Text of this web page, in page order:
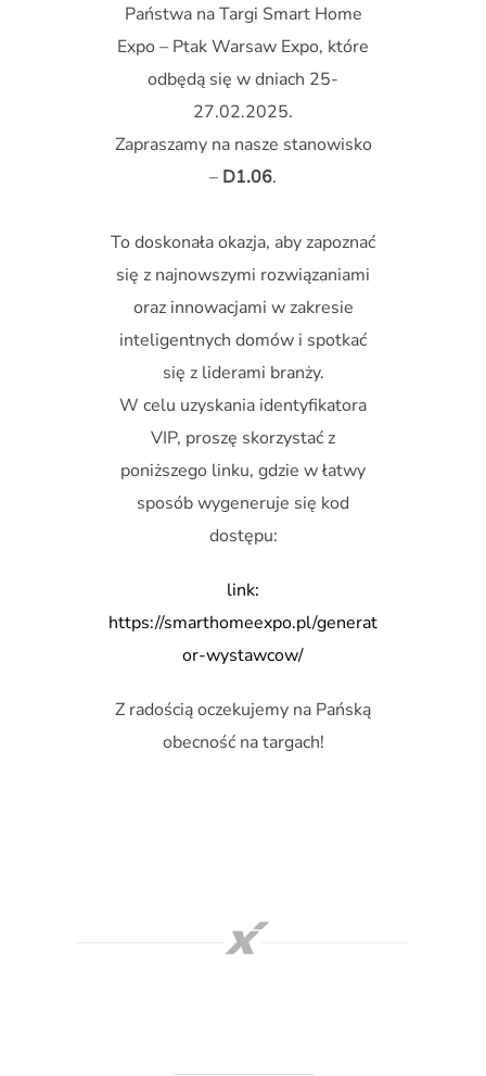
Państwa na Targi Smart Home
Expo – Ptak Warsaw Expo, które
odbędą się w dniach 25-
27.02.2025.
Zapraszamy na nasze stanowisko
– D1.06.
To doskonała okazja, aby zapoznać
się z najnowszymi rozwiązaniami
oraz innowacjami w zakresie
inteligentnych domów i spotkać
się z liderami branży.
W celu uzyskania identyfikatora
VIP, proszę skorzystać z
poniższego linku, gdzie w łatwy
sposób wygeneruje się kod
dostępu:
link:
https://smarthomeexpo.pl/generat
or-wystawcow/
Z radością oczekujemy na Pańską
obecność na targach!